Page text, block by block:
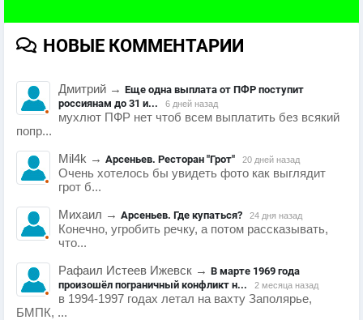
НОВЫЕ КОММЕНТАРИИ
Дмитрий → Еще одна выплата от ПФР поступит
россиянам до 31 и...
6 дней назад
мухлют ПФР нет чтоб всем выплатить без всякий
попр...
Mil4k → Арсеньев. Ресторан "Грот" 20 дней назад
Очень хотелось бы увидеть фото как выглядит
грот б...
Михаил → Арсеньев. Где купаться? 24 дня назад
Конечно, угробить речку, а потом рассказывать,
что...
Рафаил Истеев Ижевск → В марте 1969 года
произошёл пограничный конфликт н...
2 месяца назад
в 1994-1997 годах летал на вахту Заполярье,
БМПК, ...